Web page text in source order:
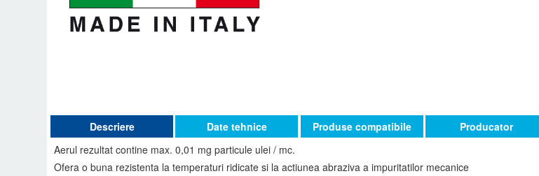
Descriere
Aerul rezultat contine max. 0,01 mg particule ulei / mc.
Ofera o buna rezistenta la temperaturi ridicate si la actiunea abraziva a impuritatilor mecanice
Date tehnice Produse compatibile Producator